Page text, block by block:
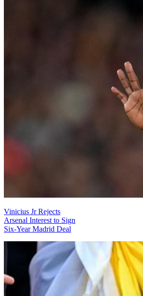
Vinicius Jr Rejects
Arsenal Interest to Sign
Six-Year Madrid Deal